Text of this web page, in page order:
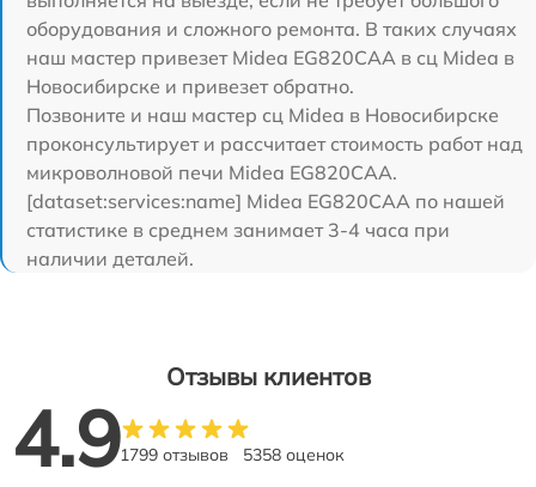
оборудования и сложного ремонта. В таких случаях
наш мастер привезет Midea EG820CAA в сц Midea в
Новосибирске и привезет обратно.
Позвоните и наш мастер сц Midea в Новосибирске
проконсультирует и рассчитает стоимость работ над
микроволновой печи Midea EG820CAA.
[dataset:services:name] Midea EG820CAA по нашей
статистике в среднем занимает 3-4 часа при
наличии деталей.
Отзывы клиентов
4.91799 отзывов 5358 оценок